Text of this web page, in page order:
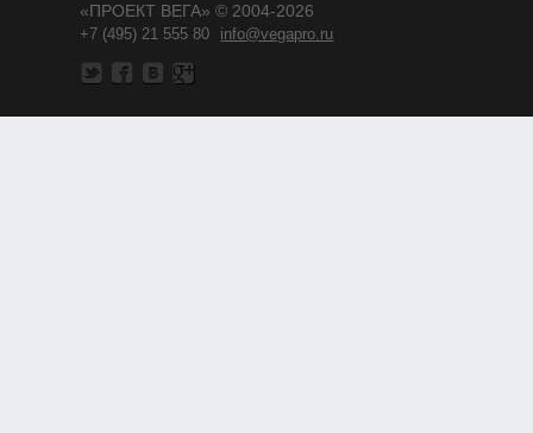
«ПРОЕКТ ВЕГА» © 2004-2026
+7 (495) 21 555 80 info@vegapro.ru